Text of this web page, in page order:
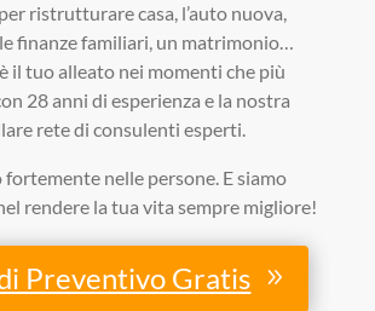
ristrutturare casa, l’auto nuova,
finanze familiari, un matrimonio…
il tuo alleato nei momenti che più
28 anni di esperienza e la nostra
rete di consulenti esperti.
fortemente nelle persone. E siamo
rendere la tua vita sempre migliore!
Preventivo Gratis